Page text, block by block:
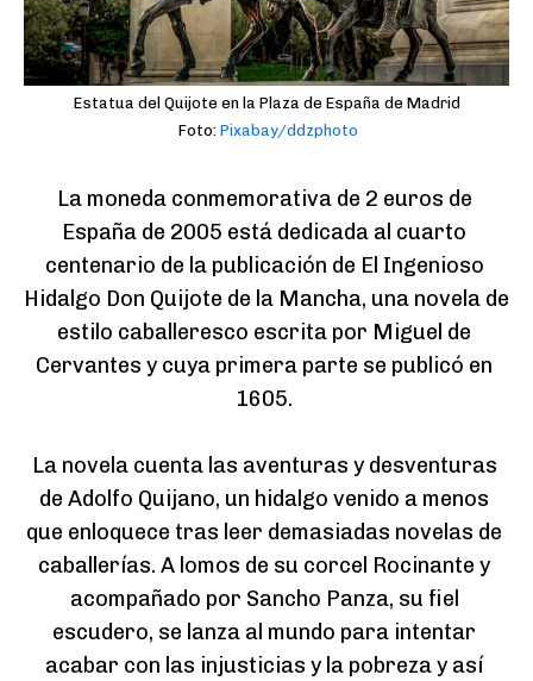
Estatua del Quijote en la Plaza de España de Madrid
Foto: Pixabay/ddzphoto
La moneda conmemorativa de 2 euros de
España de 2005 está dedicada al cuarto
centenario de la publicación de El Ingenioso
Hidalgo Don Quijote de la Mancha, una novela de
estilo caballeresco escrita por Miguel de
Cervantes y cuya primera parte se publicó en
1605.
La novela cuenta las aventuras y desventuras
de Adolfo Quijano, un hidalgo venido a menos
que enloquece tras leer demasiadas novelas de
caballerías. A lomos de su corcel Rocinante y
acompañado por Sancho Panza, su fiel
escudero, se lanza al mundo para intentar
acabar con las injusticias y la pobreza y así